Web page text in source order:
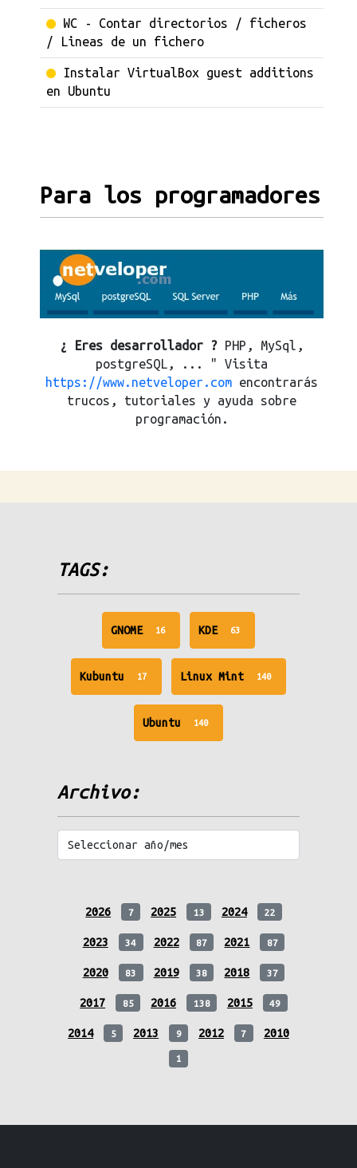
WC - Contar directorios / ficheros
/ Lineas de un fichero
Instalar VirtualBox guest additions
en Ubuntu
Para los programadores
¿ Eres desarrollador ? PHP, MySql,
postgreSQL, ... " Visita
https://www.netveloper.com encontrarás
trucos, tutoriales y ayuda sobre
programación.
TAGS:
GNOME 16
unread
messages
KDE 63
messages
Kubuntu 17
unread
messages
Linux Mint 140
messages
Ubuntu 140
messages
Archivo:
2026 7 2025 13 2024 22
2023 34 2022 87 2021 87
2020 83 2019 38 2018 37
2017 85 2016 138 2015 49
2014 5 2013 9 2012 7 2010
1